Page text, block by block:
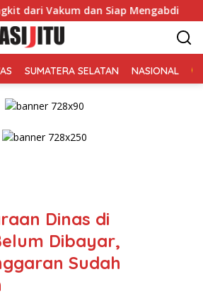
dan Siap Mengabdi
SUMATERA SELATAN NASIONAL
Dinas di
Dibayar,
Sudah